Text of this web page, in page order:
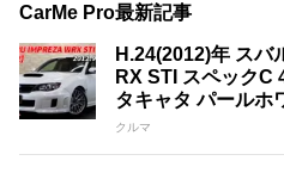
CarMe Pro最新記事
H.24(2012)年 スバ
RX STI スペックC
タキャタ パールホ
クルマ